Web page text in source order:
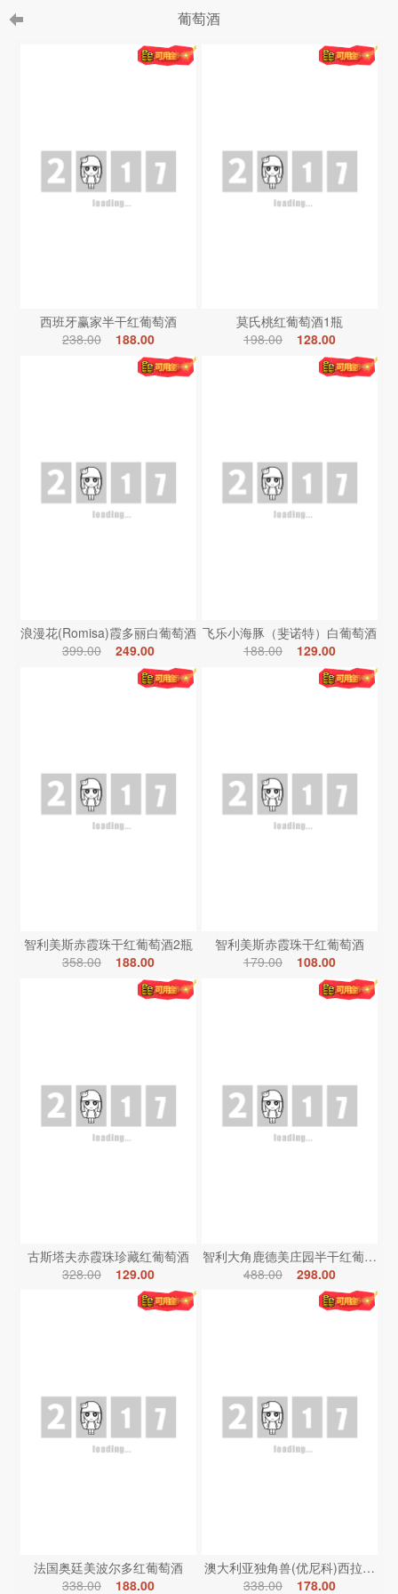
葡萄酒
西班牙赢家半干红葡萄酒
238.00
188.00
莫氏桃红葡萄酒1瓶
198.00
128.00
浪漫花(Romisa)霞多丽白葡萄酒
399.00
249.00
飞乐小海豚（斐诺特）白葡萄酒
188.00
129.00
智利美斯赤霞珠干红葡萄酒2瓶
358.00
188.00
智利美斯赤霞珠干红葡萄酒
179.00
108.00
古斯塔夫赤霞珠珍藏红葡萄酒
328.00
129.00
智利大角鹿德美庄园半干红葡萄酒
488.00
298.00
法国奥廷美波尔多红葡萄酒
338.00
188.00
澳大利亚独角兽(优尼科)西拉红葡
338.00
178.00